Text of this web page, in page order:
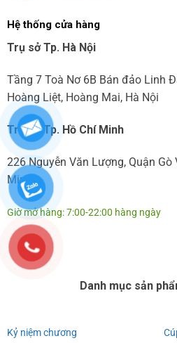
Hệ thống cửa hàng
Trụ sở Tp. Hà Nội
Tầng 7 Toà Nơ 6B Bán đảo Linh
Hoàng Liệt, Hoàng Mai, Hà Nội
Trụ sở Tp. Hồ Chí Minh
226 Nguyễn Văn Lượng, Quận Gò
Minh
Giờ mở hàng: 7:00-22:00 hàng ngày
Danh mục sản
Kỷ niệm chương